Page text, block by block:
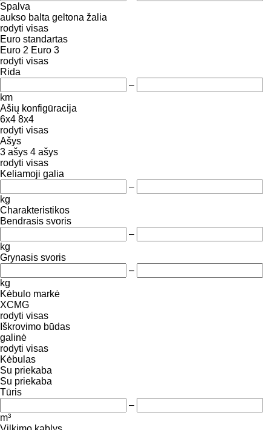
Spalva
aukso balta geltona žalia
rodyti visas
Euro standartas
Euro 2 Euro 3
rodyti visas
Rida
–
km
Ašių konfigūracija
6x4 8x4
rodyti visas
Ašys
3 ašys 4 ašys
rodyti visas
Keliamoji galia
–
kg
Charakteristikos
Bendrasis svoris
–
kg
Grynasis svoris
–
kg
Kėbulo markė
XCMG
rodyti visas
Iškrovimo būdas
galinė
rodyti visas
Kėbulas
Su priekaba
Su priekaba
Tūris
–
m³